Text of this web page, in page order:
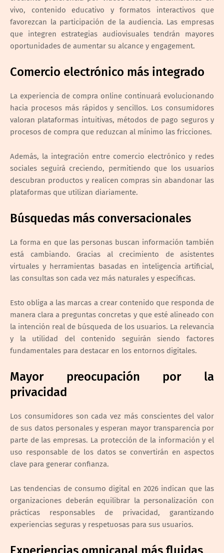
vivo, contenido educativo y formatos interactivos que
favorezcan la participación de la audiencia. Las empresas
que integren estrategias audiovisuales tendrán mayores
oportunidades de aumentar su alcance y engagement.
Comercio electrónico más integrado
La experiencia de compra online continuará evolucionando
hacia procesos más rápidos y sencillos. Los consumidores
valoran plataformas intuitivas, métodos de pago seguros y
procesos de compra que reduzcan al mínimo las fricciones.
Además, la integración entre comercio electrónico y redes
sociales seguirá creciendo, permitiendo que los usuarios
descubran productos y realicen compras sin abandonar las
plataformas que utilizan diariamente.
Búsquedas más conversacionales
La forma en que las personas buscan información también
está cambiando. Gracias al crecimiento de asistentes
virtuales y herramientas basadas en inteligencia artificial,
las consultas son cada vez más naturales y específicas.
Esto obliga a las marcas a crear contenido que responda de
manera clara a preguntas concretas y que esté alineado con
la intención real de búsqueda de los usuarios. La relevancia
y la utilidad del contenido seguirán siendo factores
fundamentales para destacar en los entornos digitales.
Mayor preocupación por la
privacidad
Los consumidores son cada vez más conscientes del valor
de sus datos personales y esperan mayor transparencia por
parte de las empresas. La protección de la información y el
uso responsable de los datos se convertirán en aspectos
clave para generar confianza.
Las tendencias de consumo digital en 2026 indican que las
organizaciones deberán equilibrar la personalización con
prácticas responsables de privacidad, garantizando
experiencias seguras y respetuosas para sus usuarios.